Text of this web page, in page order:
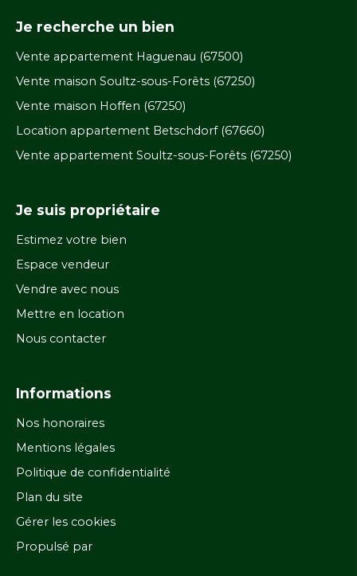
Je recherche un bien
Vente appartement Haguenau (67500)
Vente maison Soultz-sous-Forêts (67250)
Vente maison Hoffen (67250)
Location appartement Betschdorf (67660)
Vente appartement Soultz-sous-Forêts (67250)
Je suis propriétaire
Estimez votre bien
Espace vendeur
Vendre avec nous
Mettre en location
Nous contacter
Informations
Nos honoraires
Mentions légales
Politique de confidentialité
Plan du site
Gérer les cookies
Propulsé par